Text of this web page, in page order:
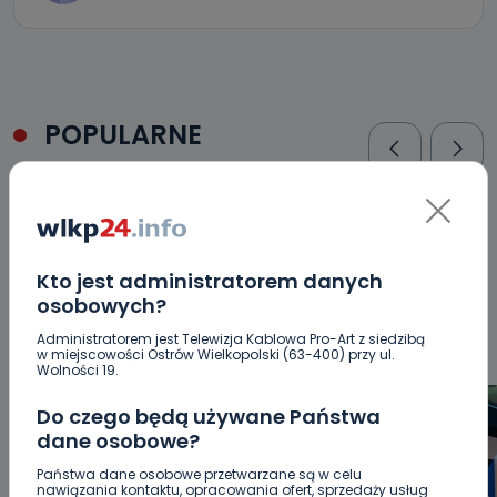
Kto jest administratorem danych
osobowych?
Administratorem jest Telewizja Kablowa Pro-Art z siedzibą
w miejscowości Ostrów Wielkopolski (63-400) przy ul.
Wolności 19.
Do czego będą używane Państwa
dane osobowe?
Państwa dane osobowe przetwarzane są w celu
nawiązania kontaktu, opracowania ofert, sprzedaży usług
POPULARNE
EDUKACJA
GOSPODARKA I FINANSE
KORONAWIRUS
SYGNALE
OPINIE POLITYKA RELIGIA
SAMORZĄD
ŚRODOWISKO
WASZE INFO
WSZYSTKICH ŚWIĘTYCH